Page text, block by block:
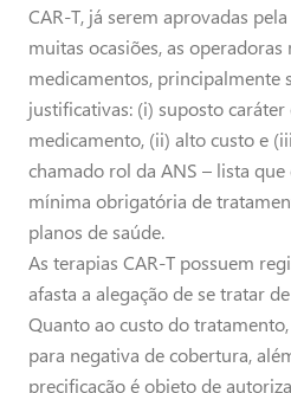
CAR-T, já serem aprovadas
muitas ocasiões, as
medicamentos, principalmente
justificativas: (i) suposto
medicamento, (ii) alto custo e
chamado rol da ANS – lista
mínima obrigatória de
planos de saúde.
As terapias CAR-T possuem
afasta a alegação de se tratar
Quanto ao custo do
para negativa de cobertura,
precificação é objeto de